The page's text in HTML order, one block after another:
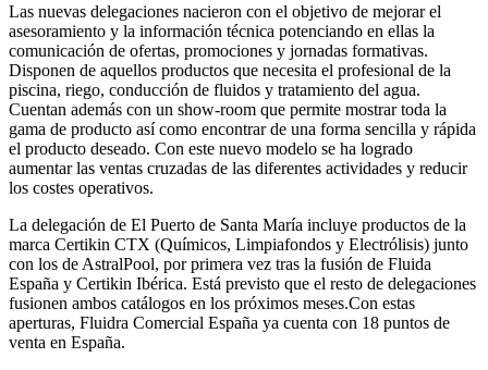
Las nuevas delegaciones nacieron con el objetivo de mejorar el
asesoramiento y la información técnica potenciando en ellas la
comunicación de ofertas, promociones y jornadas formativas.
Disponen de aquellos productos que necesita el profesional de la
piscina, riego, conducción de fluidos y tratamiento del agua.
Cuentan además con un show-room que permite mostrar toda la
gama de producto así como encontrar de una forma sencilla y rápida
el producto deseado. Con este nuevo modelo se ha logrado
aumentar las ventas cruzadas de las diferentes actividades y reducir
los costes operativos.
La delegación de El Puerto de Santa María incluye productos de la
marca Certikin CTX (Químicos, Limpiafondos y Electrólisis) junto
con los de AstralPool, por primera vez tras la fusión de Fluida
España y Certikin Ibérica. Está previsto que el resto de delegaciones
fusionen ambos catálogos en los próximos meses.Con estas
aperturas, Fluidra Comercial España ya cuenta con 18 puntos de
venta en España.